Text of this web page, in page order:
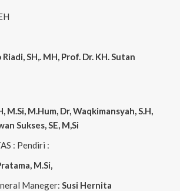
Riadi , SH,. MH , Prof. Dr. KH. Sutan
M.Si, M.Hum Dr, Waqkimansyah, S.H,
Sukses, SE, M,Si
: Pendiri :
M.Si
Maneger: Susi Hernita